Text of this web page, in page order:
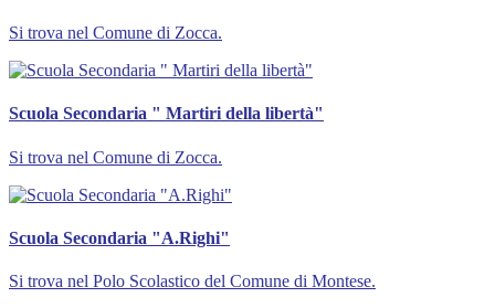
Si trova nel Comune di Zocca.
Scuola Secondaria " Martiri della libertà"
Si trova nel Comune di Zocca.
Scuola Secondaria "A.Righi"
Si trova nel Polo Scolastico del Comune di Montese.